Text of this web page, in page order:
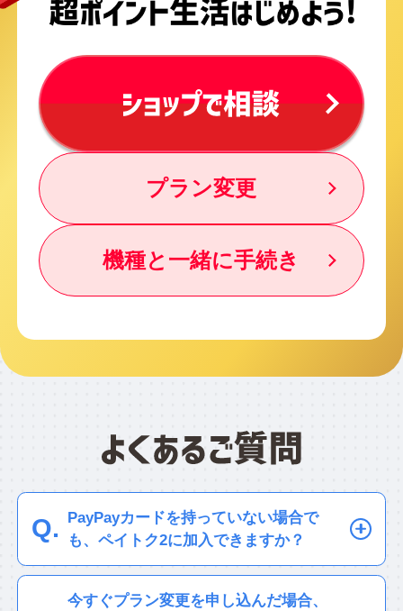
プラン変更
機種と一緒に手続き
PayPayカードを持っていない場合で
も、ペイトク2に加入できますか？
はい、もちろん ご加入いただけます！
PayPayカード（またはPayPayカード
今すぐプラン変更を申し込んだ場合、